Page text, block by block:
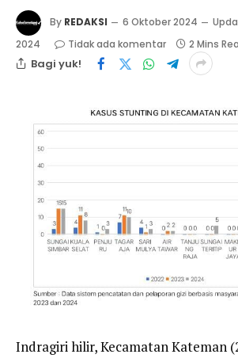
By REDAKSI 6 Oktober 2024
2024
Tidak ada komentar 2 Mins
Bagi yuk!
Indragiri hilir, Kecamatan Kateman